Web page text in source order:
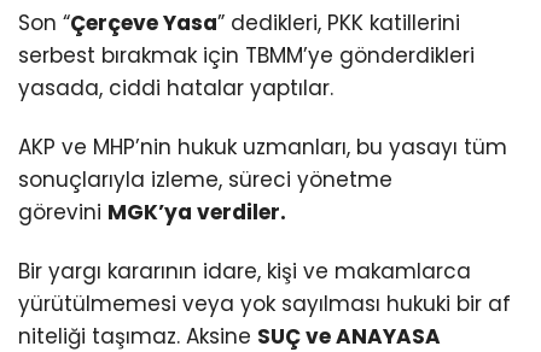
Son “Çerçeve Yasa” dedikleri, PKK katillerini
serbest bırakmak için TBMM’ye gönderdikleri
yasada, ciddi hatalar yaptılar.
AKP ve MHP’nin hukuk uzmanları, bu yasayı tüm
sonuçlarıyla izleme, süreci yönetme
görevini MGK’ya verdiler.
Bir yargı kararının idare, kişi ve makamlarca
yürütülmemesi veya yok sayılması hukuki bir af
niteliği taşımaz. Aksine SUÇ ve ANAYASA